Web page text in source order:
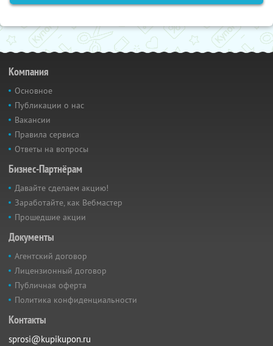
Компания
Основное
Публикации о нас
Вакансии
Правила сервиса
Ответы на вопросы
Бизнес-Партнёрам
Давайте сделаем акцию!
Заработайте, как Вебмастер
Прошедшие акции
Документы
Агентский договор
Лицензионный договор
Публичная оферта
Политика конфиденциальности
Контакты
sprosi@kupikupon.ru